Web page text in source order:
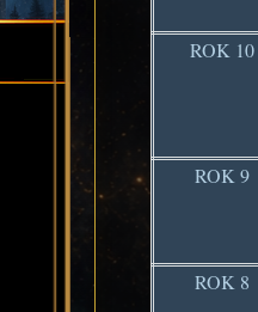
ROK 10
ROK 9
ROK 8